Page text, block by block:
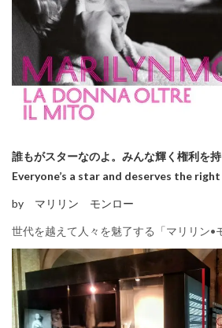
誰もがスターなのよ。みんな輝く権利を持
Everyone’s a star and deserves the
by マリリン モンロー
世代を越えて人々を魅了する「マリリン•